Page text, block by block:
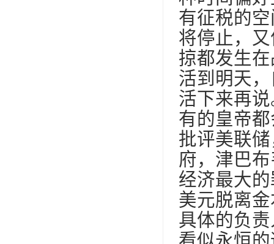
有征税的
将停止，
掠都发生
活到明天
活下来再
有的皇帝
批评美联
府，津巴
经济最大
美元脱离
具体的负